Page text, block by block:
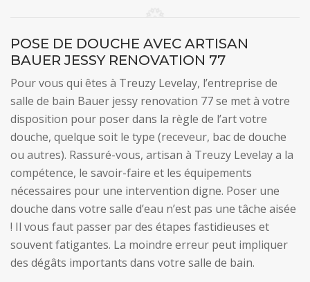
POSE DE DOUCHE AVEC ARTISAN
BAUER JESSY RENOVATION 77
Pour vous qui êtes à Treuzy Levelay, l’entreprise de
salle de bain Bauer jessy renovation 77 se met à votre
disposition pour poser dans la règle de l’art votre
douche, quelque soit le type (receveur, bac de douche
ou autres). Rassuré-vous, artisan à Treuzy Levelay a la
compétence, le savoir-faire et les équipements
nécessaires pour une intervention digne. Poser une
douche dans votre salle d’eau n’est pas une tâche aisée
! Il vous faut passer par des étapes fastidieuses et
souvent fatigantes. La moindre erreur peut impliquer
des dégâts importants dans votre salle de bain.